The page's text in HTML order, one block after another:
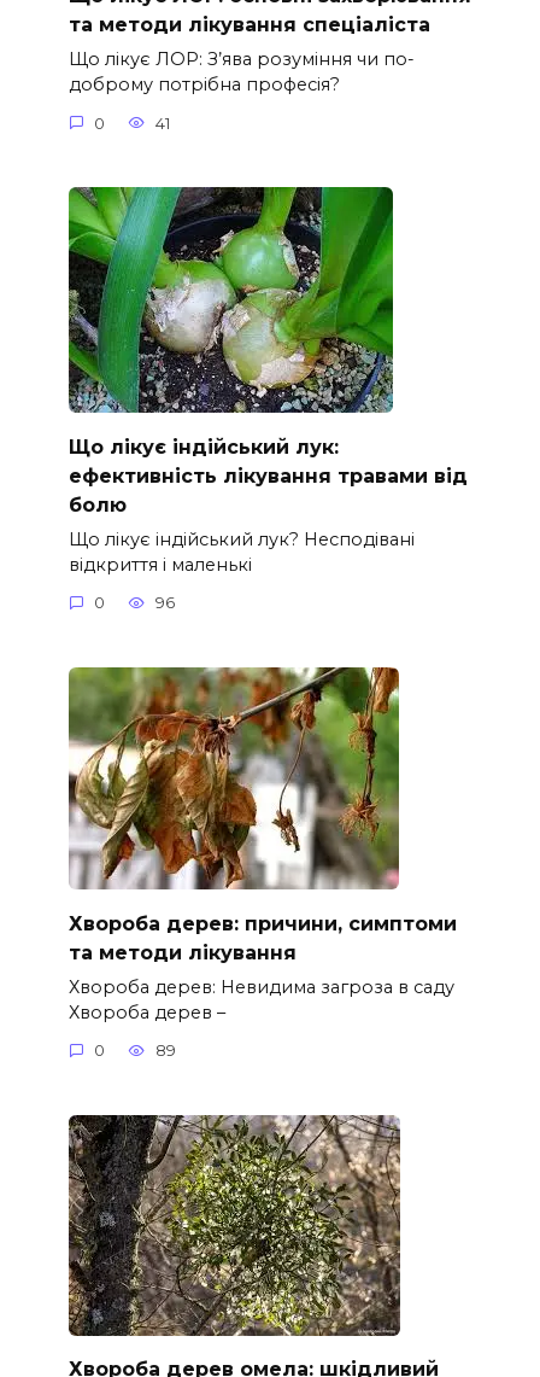
та методи лікування спеціаліста
Що лікує ЛОР: З’ява розуміння чи по-
доброму потрібна професія?
0 41
Що лікує індійський лук:
ефективність лікування травами від
болю
Що лікує індійський лук? Несподівані
відкриття і маленькі
0 96
Хвороба дерев: причини, симптоми
та методи лікування
Хвороба дерев: Невидима загроза в саду
Хвороба дерев –
0 89
Хвороба дерев омела: шкідливий